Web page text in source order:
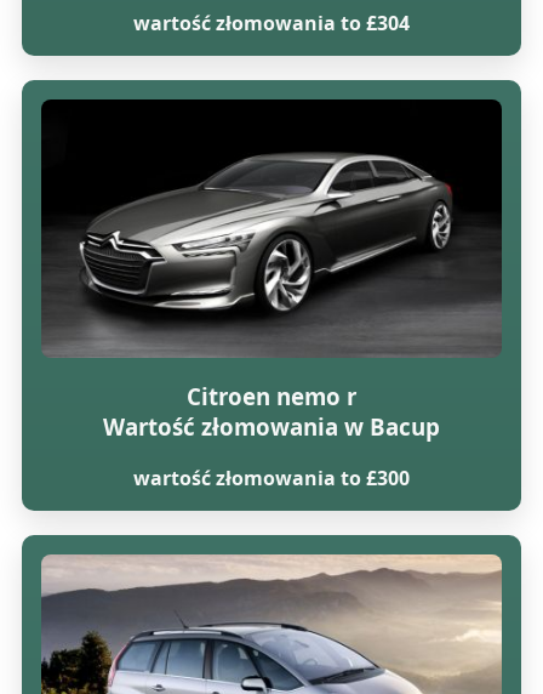
wartość złomowania to £304
Citroen nemo r
Wartość złomowania w Bacup
wartość złomowania to £300